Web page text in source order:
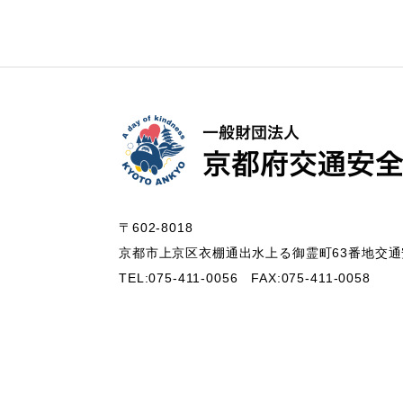
〒602-8018
京都市上京区衣棚通出水上る御霊町63番地交
TEL:075-411-0056 FAX:075-411-0058